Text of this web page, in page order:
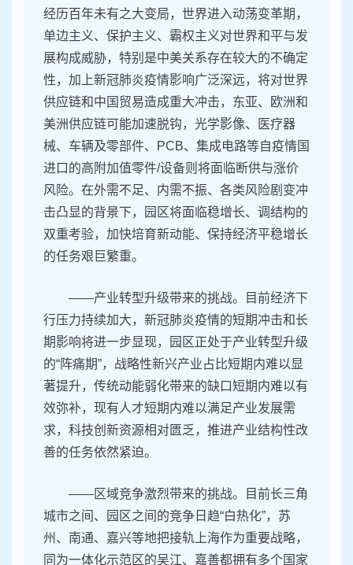
经历百年未有之大变局，世界进入动荡变革期，
单边主义、保护主义、霸权主义对世界和平与发
展构成威胁，特别是中美关系存在较大的不确定
性，加上新冠肺炎疫情影响广泛深远，将对世界
供应链和中国贸易造成重大冲击，东亚、欧洲和
美洲供应链可能加速脱钩，光学影像、医疗器
械、车辆及零部件、PCB、集成电路等自疫情国
进口的高附加值零件/设备则将面临断供与涨价
风险。在外需不足、内需不振、各类风险剧变冲
击凸显的背景下，园区将面临稳增长、调结构的
双重考验，加快培育新动能、保持经济平稳增长
的任务艰巨繁重。
——产业转型升级带来的挑战。目前经济下
行压力持续加大，新冠肺炎疫情的短期冲击和长
期影响将进一步显现，园区正处于产业转型升级
的“阵痛期”，战略性新兴产业占比短期内难以显
著提升，传统动能弱化带来的缺口短期内难以有
效弥补，现有人才短期内难以满足产业发展需
求，科技创新资源相对匮乏，推进产业结构性改
善的任务依然紧迫。
——区域竞争激烈带来的挑战。目前长三角
城市之间、园区之间的竞争日趋“白热化”，苏
州、南通、嘉兴等地把接轨上海作为重要战略，
同为一体化示范区的吴江、嘉善都拥有多个国家